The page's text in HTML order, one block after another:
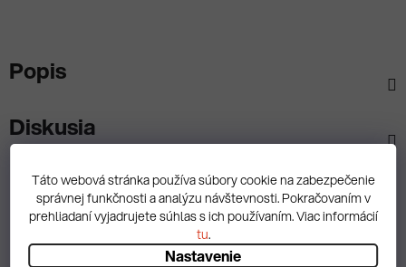
Táto webová stránka používa súbory cookie na zabezpečenie
správnej funkčnosti a analýzu návštevnosti. Pokračovaním v
prehliadaní vyjadrujete súhlas s ich používaním. Viac informácií
tu.
Nastavenie
Popis
Diskusia
Spätná väzba